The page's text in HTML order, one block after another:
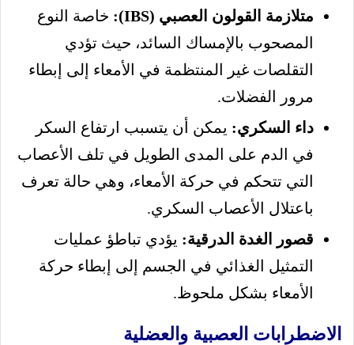
متلازمة القولون العصبي (IBS):
خاصة النوع
المصحوب بالإمساك السائد، حيث تؤدي
التقلصات غير المنتظمة في الأمعاء إلى إبطاء
مرور الفضلات.
داء السكري: يمكن أن يتسبب ارتفاع السكر
في الدم على المدى الطويل في تلف الأعصاب
التي تتحكم في حركة الأمعاء، وهي حالة تعرف
باعتلال الأعصاب السكري.
قصور الغدة الدرقية: يؤدي تباطؤ عمليات
التمثيل الغذائي في الجسم إلى إبطاء حركة
الأمعاء بشكل ملحوظ.
الاضطرابات العصبية والعضلية